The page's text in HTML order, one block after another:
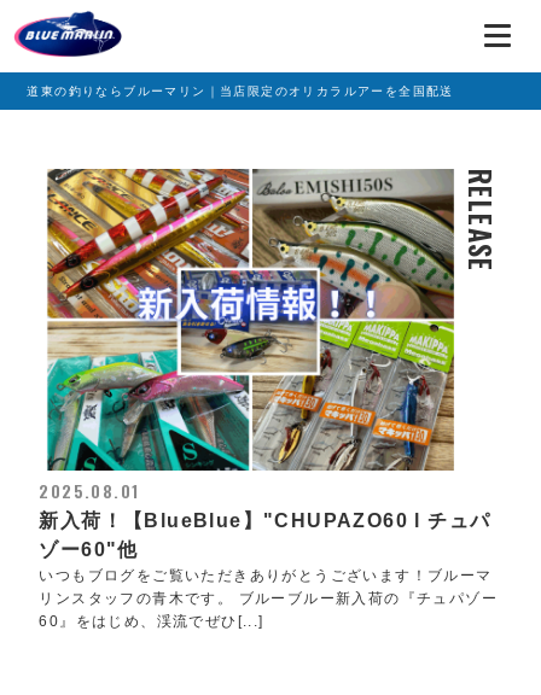
道東の釣りならブルーマリン｜当店限定のオリカラルアーを全国配送
RELEASE
2025.08.01
新入荷！【BlueBlue】"CHUPAZO60 l チュパ
ゾー60"他
いつもブログをご覧いただきありがとうございます！ブルーマ
リンスタッフの青木です。 ブルーブルー新入荷の『チュパゾー
60』をはじめ、渓流でぜひ[...]